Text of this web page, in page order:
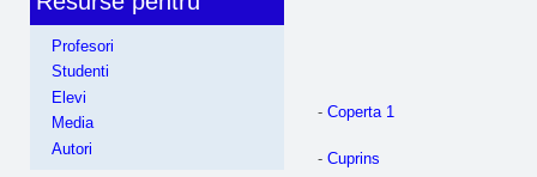
- Coperta 1
- Cuprins
Profesori
Studenti
Elevi
Media
Autori